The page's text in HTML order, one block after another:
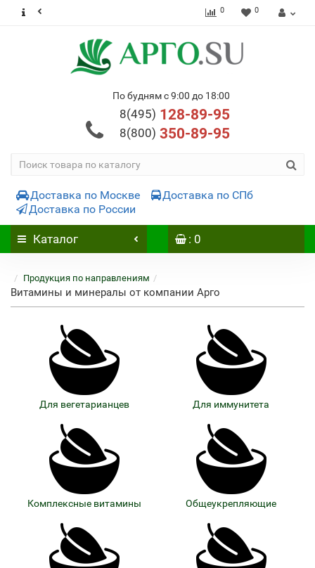
0 0
По будням с 9:00 до 18:00
8(495) 128-89-95
8(800) 350-89-95
Доставка по Москве
Доставка по СПб
Доставка по России
Каталог : 0
Продукция по направлениям
Витамины и минералы от компании Арго
Для вегетарианцев Для иммунитета
Комплексные витамины Общеукрепляющие